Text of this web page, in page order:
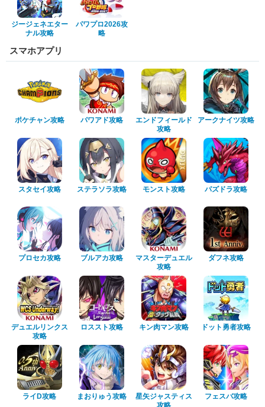
ジージェネエター
ナル攻略
パワプロ2026攻
略
スマホアプリ
ポケチャン攻略 パワアド攻略
エンドフィールド
攻略
アークナイツ攻略
スタセイ攻略 ステラソラ攻略 モンスト攻略 パズドラ攻略
プロセカ攻略 ブルアカ攻略
マスターデュエル
攻略
ダフネ攻略
デュエルリンクス
攻略
ロススト攻略 キン肉マン攻略 ドット勇者攻略
ライD攻略 まおりゅう攻略
星矢ジャスティス
攻略
フェスバ攻略